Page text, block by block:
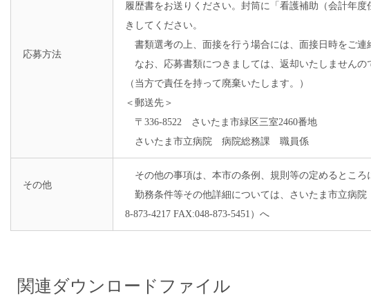
応募方法
履歴書をお送りください。封筒に「看護補助（会計年
きしてください。
書類選考の上、面接を行う場合には、面接日時をご
なお、応募書類につきましては、返却いたしませんの
（当方で責任を持って廃棄いたします。）
＜郵送先＞
〒336-8522 さいたま市緑区三室2460番地
さいたま市立病院 病院総務課 職員係
その他
その他の事項は、本市の条例、規則等の定めるところ
勤務条件等その他詳細については、さいたま市立病
8-873-4217 FAX:048-873-5451）へ
関連ダウンロードファイル